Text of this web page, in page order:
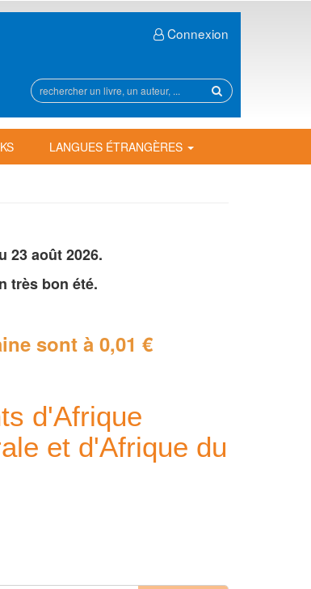
Connexion
sur
site
LANGUES ÉTRANGÈRES
23 août 2026.
très bon été.
sont à 0,01 €
d'Afrique
et d'Afrique du